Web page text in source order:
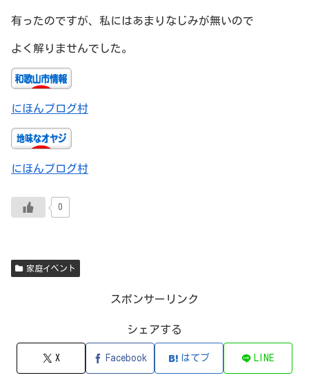
有ったのですが、私にはあまりなじみが無いので
よく解りませんでした。
にほんブログ村
にほんブログ村
0
家庭イベント
スポンサーリンク
シェアする
X Facebook はてブ LINE